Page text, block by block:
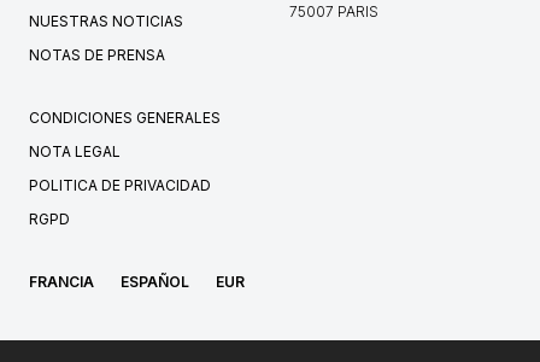
NUESTRAS NOTICIAS
NOTAS DE PRENSA
75007 PARIS
CONDICIONES GENERALES
NOTA LEGAL
POLITICA DE PRIVACIDAD
RGPD
FRANCIA ESPAÑOL EUR